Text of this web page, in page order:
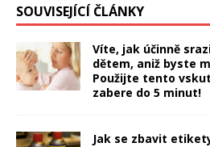
SOUVISEJÍCÍ ČLÁNKY
Víte, jak účinně
dětem, aniž byste
Použijte tento
zabere do 5 minut!
Jak se zbavit